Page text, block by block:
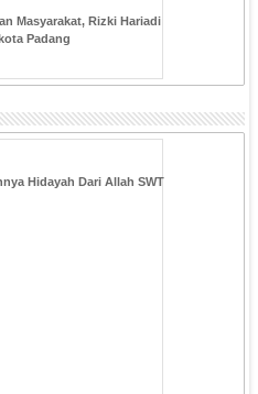
Masyarakat, Rizki Hariadi
Padang
Hidayah Dari Allah SWT